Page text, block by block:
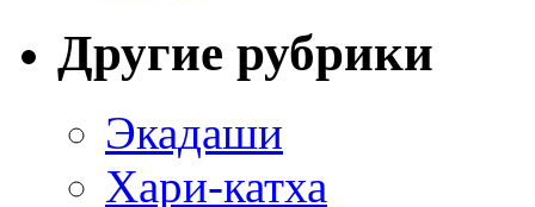
Другие рубрики
Экадаши
Хари-катха